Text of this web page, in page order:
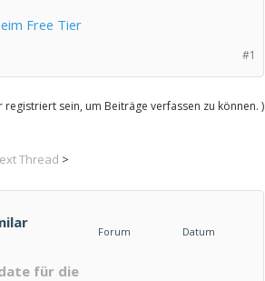
Free Tier
#1
sein, um Beiträge verfassen zu können. )
Thread >
Forum Datum
für die